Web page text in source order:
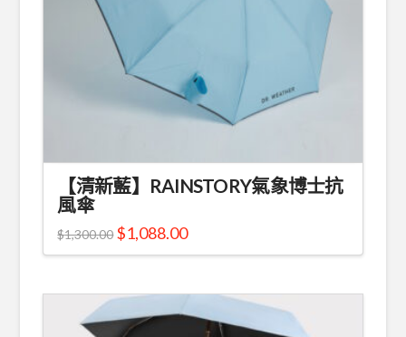
【清新藍】RAINSTORY氣象博士抗
風傘
$1,300.00 $1,088.00